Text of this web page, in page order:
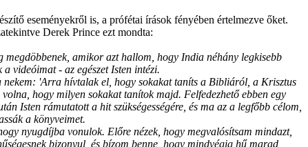
eseményekről is, a prófétai írások fényében értelmezve őket.
Derek Prince ezt mondta:
megdöbbenek, amikor azt hallom, hogy India néhány legkisebb
videóimat - az egészet Isten intézi.
'Arra hívtalak el, hogy sokakat taníts a Bibliáról, a Krisztus
hogy milyen sokakat tanítok majd. Felfedezhető ebben egy
Isten rámutatott a hit szükségességére, és ma az a legfőbb célom,
a könyveimet.
nyugdíjba vonulok. Előre nézek, hogy megvalósítsam mindazt,
bizonyul, és bízom benne, hogy mindvégig hű marad